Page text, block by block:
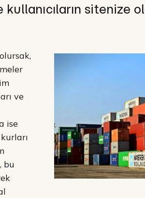
sitenize
ve
ise
bu